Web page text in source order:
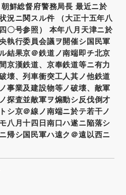
鮮総督府警務局長 最近ニ於
況ニ関スル件 （大正十五年八
〇号参照） 本年八月天津ニ於
執行委員会議ヲ開催シ国民軍
結果京＠鉄道ノ南端即チ北京
京漢鉄道、京奉鉄道等ニ有力
壊、列車衝突工人其ノ他鉄道
事業及建設物等ノ破壊、敵軍
探査並敵軍ヲ煽動シ反伐倒才
シ京＠線ノ南端ニ於テ若干ノ
八月十四日南口ハ遂ニ陥落シ
帰シ国民軍ハ遠ク＠遠以西ニ